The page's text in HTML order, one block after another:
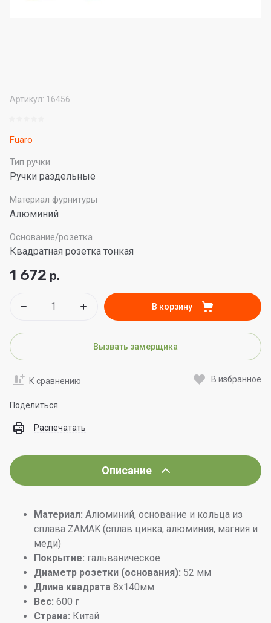
Артикул: 16456
Fuaro
Тип ручки
Ручки раздельные
Материал фурнитуры
Алюминий
Основание/розетка
Квадратная розетка тонкая
1 672 р.
В корзину
Вызвать замерщика
К сравнению В избранное
Поделиться
Распечатать
Описание
Материал: Алюминий, основание и кольца из
сплава ZAMAK (сплав цинка, алюминия, магния и
меди)
Покрытие: гальваническое
Диаметр розетки (основания): 52 мм
Длина квадрата 8x140мм
Вес: 600 г
Страна: Китай